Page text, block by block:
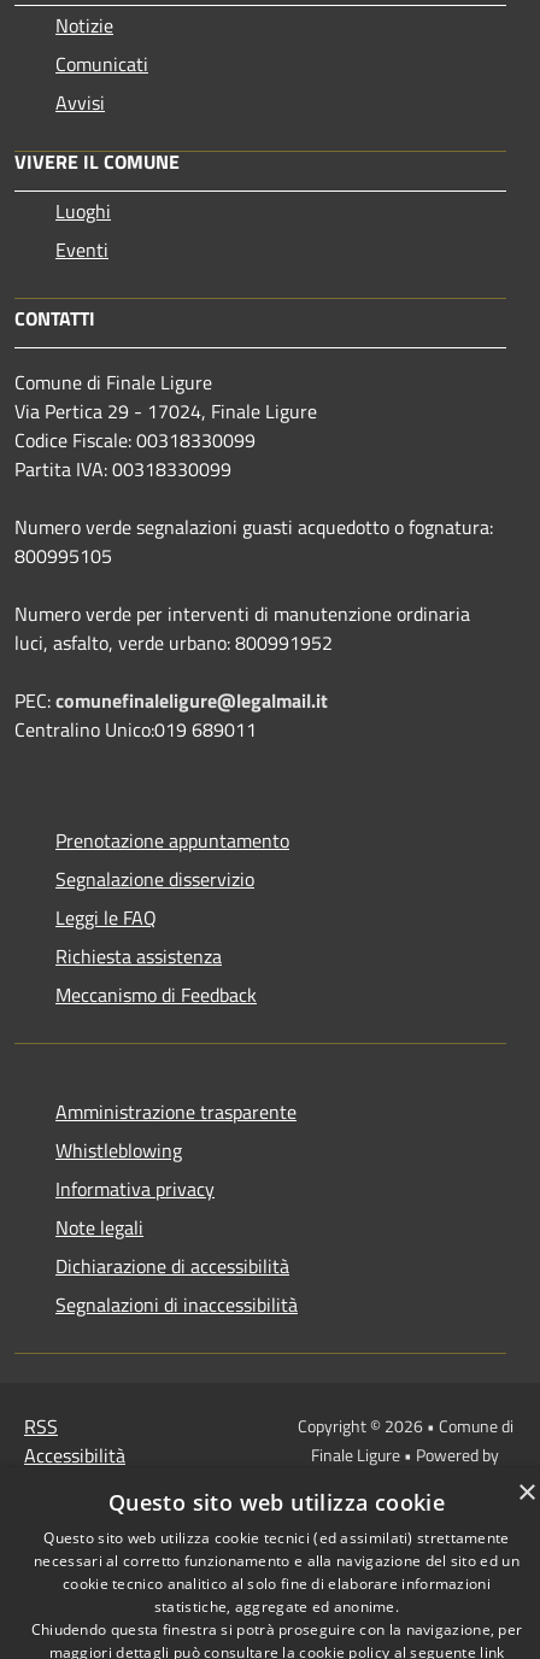
Notizie
Comunicati
Avvisi
VIVERE IL COMUNE
Luoghi
Eventi
CONTATTI
Comune di Finale Ligure
Via Pertica 29 - 17024, Finale Ligure
Codice Fiscale: 00318330099
Partita IVA: 00318330099
Numero verde segnalazioni guasti acquedotto o fognatura:
800995105
Numero verde per interventi di manutenzione ordinaria
luci, asfalto, verde urbano: 800991952
PEC:comunefinaleligure@legalmail.it
Centralino Unico:019 689011
Prenotazione appuntamento
Segnalazione disservizio
Leggi le FAQ
Richiesta assistenza
Meccanismo di Feedback
Amministrazione trasparente
Whistleblowing
Informativa privacy
Note legali
Dichiarazione di accessibilità
Segnalazioni di inaccessibilità
RSS
Accessibilità
Mappa del sito
Copyright © 2026 • Comune di
Finale Ligure • Powered by
redazione
×
Questo sito web utilizza cookie
Questo sito web utilizza cookie tecnici (ed assimilati) strettamente
necessari al corretto funzionamento e alla navigazione del sito ed un
cookie tecnico analitico al solo fine di elaborare informazioni
statistiche, aggregate ed anonime.
Chiudendo questa finestra si potrà proseguire con la navigazione, per
maggiori dettagli può consultare la cookie policy al seguente link